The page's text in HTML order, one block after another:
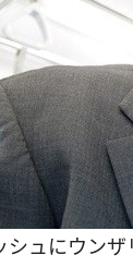
シュにウン